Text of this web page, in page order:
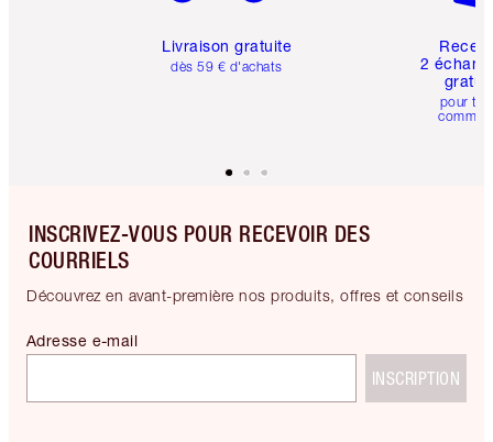
Livraison gratuite
dès 59 € d'achats
2
pour
INSCRIVEZ-VOUS POUR RECEVOIR DES
COURRIELS
Découvrez en avant-première nos produits, offres et conseils
Adresse e-mail
INSCRIPTION